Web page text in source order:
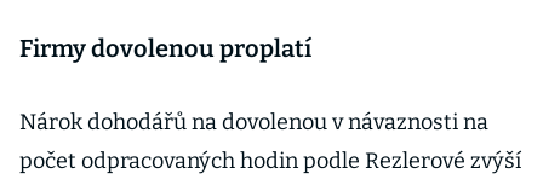
Jurečka
Firmy dovolenou proplatí
Nárok dohodářů na dovolenou v návaznosti na
počet odpracovaných hodin podle Rezlerové zvýší